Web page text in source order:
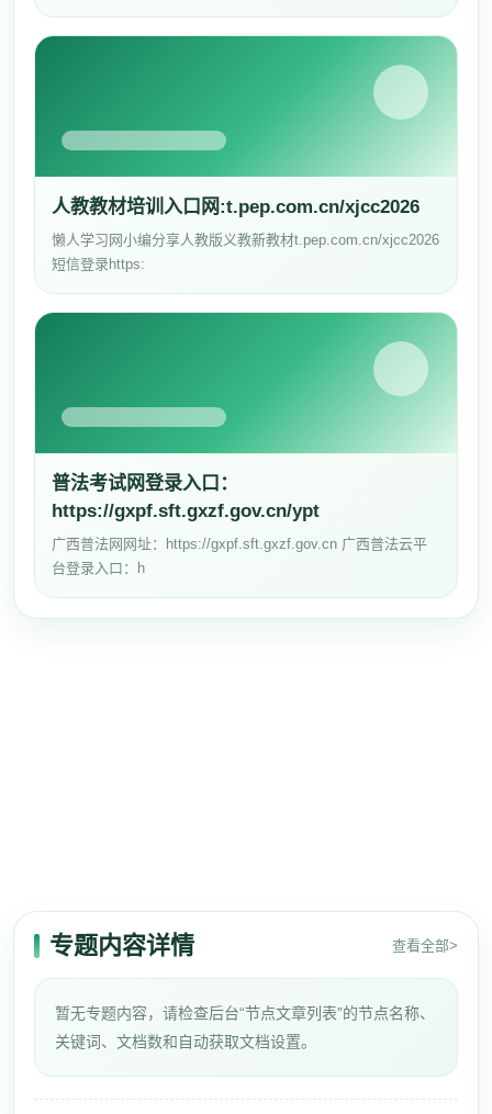
人教教材培训入口网:t.pep.com.cn/xjcc2026
懒人学习网小编分享人教版义教新教材t.pep.com.cn/xjcc2026
短信登录https:
普法考试网登录入口：
https://gxpf.sft.gxzf.gov.cn/ypt
广西普法网网址：https://gxpf.sft.gxzf.gov.cn 广西普法云平
台登录入口：h
专题内容详情 查看全部>
暂无专题内容，请检查后台“节点文章列表”的节点名称、
关键词、文档数和自动获取文档设置。